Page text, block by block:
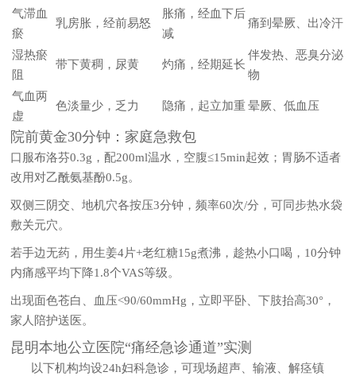
气滞血
瘀
乳房胀，经前易怒
胀痛，经血下后
减
痛到晕厥、出冷汗
湿热瘀
阻
带下黄稠，尿黄 灼痛，经期延长
伴发热、恶臭分泌
物
气血两
虚
色淡量少，乏力 隐痛，起立加重 晕厥、低血压
院前黄金30分钟：家庭急救包
口服布洛芬0.3g，配200ml温水，空腹≤15min起效；胃肠不适者
改用对乙酰氨基酚0.5g。
双侧三阴交、地机穴各按压3分钟，频率60次/分，可同步热水袋
敷关元穴。
若手边无药，用生姜4片+老红糖15g煮沸，趁热小口喝，10分钟
内痛感平均下降1.8个VAS等级。
出现面色苍白、血压<90/60mmHg，立即平卧、下肢抬高30°，
家人陪护送医。
昆明本地公立医院“痛经急诊通道”实测
以下机构均设24h妇科急诊，可现场超声、输液、解痉镇